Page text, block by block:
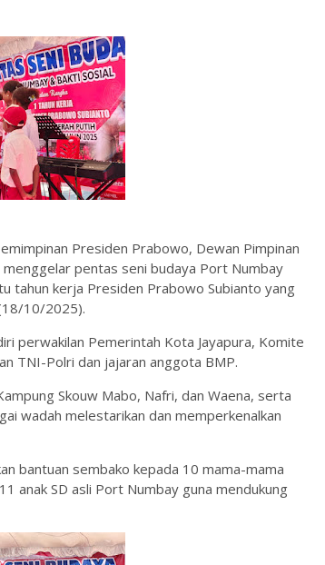
Presiden Prabowo, Dewan Pimpinan
menggelar pentas seni budaya Port Numbay
tahun kerja Presiden Prabowo Subianto yang
10/2025).
perwakilan Pemerintah Kota Jayapura, Komite
TNI-Polri dan jajaran anggota BMP.
Skouw Mabo, Nafri, dan Waena, serta
wadah melestarikan dan memperkenalkan
bantuan sembako kepada 10 mama-mama
anak SD asli Port Numbay guna mendukung